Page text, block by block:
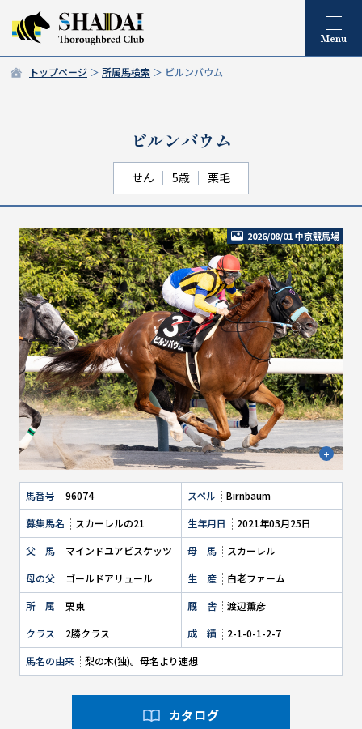
トップページ 所属馬検索 ビルンバウム
ビルンバウム
せん 5歳 栗毛
2026/08/01 中京競馬場
馬番号 96074 スペル
Birnbaum
募集馬名
スカーレルの21 生年月日
2021年03月25日
父 馬
マインドユアビスケッツ 母 馬
スカーレル
母の父
ゴールドアリュール 生 産
白老ファーム
所 属
栗東 厩 舎
渡辺薫彦
クラス
2勝クラス 成 績
2-1-0-1-2-7
馬名の由来
梨の木(独)。母名より連想
カタログ